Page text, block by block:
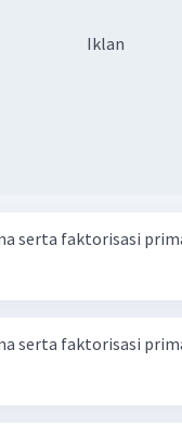
Iklan
serta faktorisasi
serta faktorisasi